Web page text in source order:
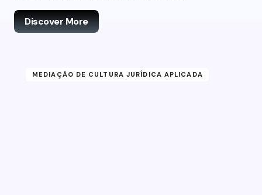
Discover More
MEDIAÇÃO DE CULTURA JURÍDICA APLICADA